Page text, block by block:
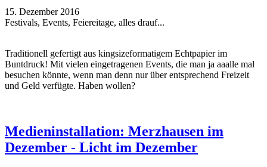
15. Dezember 2016
Festivals, Events, Feiereitage, alles drauf...
Traditionell gefertigt aus kingsizeformatigem Echtpapier im
Buntdruck! Mit vielen eingetragenen Events, die man ja aaalle mal
besuchen könnte, wenn man denn nur über entsprechend Freizeit
und Geld verfügte. Haben wollen?
Medieninstallation: Merzhausen im
Dezember - Licht im Dezember